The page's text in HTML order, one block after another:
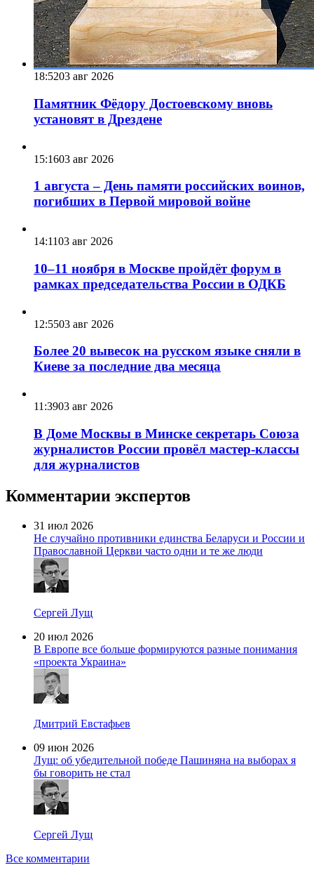
18:5203 авг 2026
Памятник Фёдору Достоевскому вновь
установят в Дрездене
15:1603 авг 2026
1 августа – День памяти российских воинов,
погибших в Первой мировой войне
14:1103 авг 2026
10–11 ноября в Москве пройдёт форум в
рамках председательства России в ОДКБ
12:5503 авг 2026
Более 20 вывесок на русском языке сняли в
Киеве за последние два месяца
11:3903 авг 2026
В Доме Москвы в Минске секретарь Союза
журналистов России провёл мастер-классы
для журналистов
Комментарии экспертов
31 июл 2026
Не случайно противники единства Беларуси и России и
Православной Церкви часто одни и те же люди
Сергей Лущ
20 июл 2026
В Европе все больше формируются разные понимания
«проекта Украина»
Дмитрий Евстафьев
09 июн 2026
Лущ: об убедительной победе Пашиняна на выборах я
бы говорить не стал
Сергей Лущ
Все комментарии